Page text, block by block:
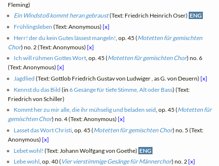
Fleming)
Ein Windstoß kommt heran gebraust(Text: Friedrich Heinrich Oser) ENG
Frühlingsleben (Text: Anonymous)[x]
Herr! der du kein Gutes lässest mangeln! , op. 45 (Motetten für gemischten
Chor) no. 2 (Text: Anonymous)[x]
Ich will rühmen Gottes Wort, op. 45 (Motetten für gemischten Chor) no. 6
(Text: Anonymous)[x]
Jagdlied (Text: Gottlob Friedrich Gustav von Ludwiger , as G. von Deuern)[x]
Kennst du das Bild (in6 Gesänge für tiefe Stimme, Alt oder Bass) (Text:
Friedrich von Schiller)
Kommt her zu mir alle, die ihr mühselig und beladen seid, op. 45 (Motetten für
gemischten Chor) no. 4 (Text: Anonymous)[x]
Lasset das Wort Christi, op. 45 (Motetten für gemischten Chor) no. 5 (Text:
Anonymous)[x]
Lebet wohl! (Text: Johann Wolfgang von Goethe) ENG
Lebe wohl, op. 40 ( Vier vierstimmige Gesänge für Männerchor) no. 2[x]